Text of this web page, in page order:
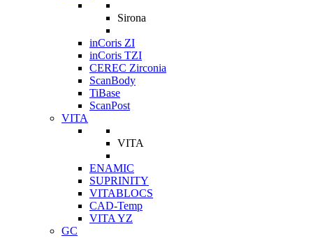
Sirona
inCoris ZI
inCoris TZI
CEREC Zirconia
ScanBody
TiBase
ScanPost
VITA
VITA
ENAMIC
SUPRINITY
VITABLOCS
CAD-Temp
VITA YZ
GC